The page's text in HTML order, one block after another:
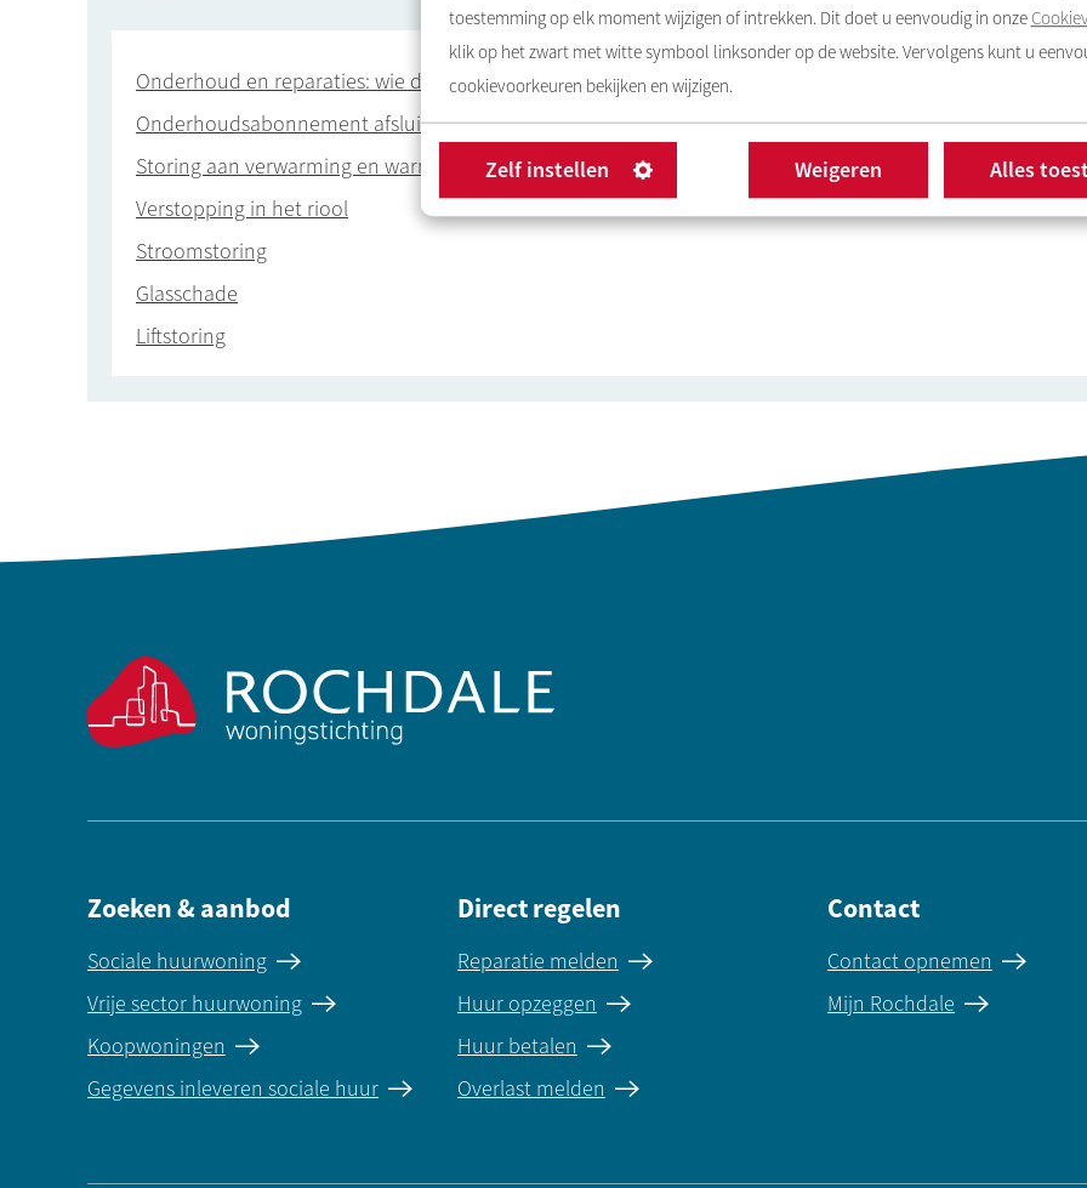
toestemming op elk moment wijzigen of intrekken. Dit doet u eenvoudig in onze
klik op het zwart met witte symbool linksonder op de website. Vervolgens kunt u
cookievoorkeuren bekijken en wijzigen.
Zelf instellen Weigeren Alles
Onderhoud en reparaties: wie doet wat?
Onderhoudsabonnement afsluiten
Storing aan verwarming en warm water
Verstopping in het riool
Stroomstoring
Glasschade
Liftstoring
Zoeken & aanbod
Sociale huurwoning
Vrije sector huurwoning
Koopwoningen
Gegevens inleveren sociale huur
Direct regelen
Reparatie melden
Huur opzeggen
Huur betalen
Overlast melden
Contact
Contact opnemen
Mijn Rochdale